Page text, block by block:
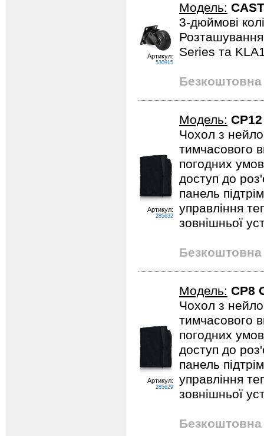
Артикул:
530915
Модель:
3-дюймові
Series та
Безкоштовна
Артикул:
285632
Модель:
Чохол з
тимчасового
погодних
доступ до
панель
управління
зовнішньої
Безкоштовна
Артикул:
285629
Модель: CP8
Чохол з
тимчасового
погодних
доступ до
панель
управління
зовнішньої
Безкоштовна